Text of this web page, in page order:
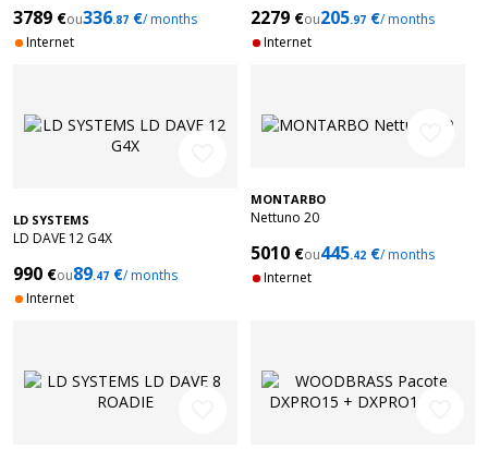
3789 €ou336.87 €/ months
Internet
2279 €ou205.97 €/ months
Internet
LD SYSTEMS
LD DAVE 12 G4X
990 €ou89.47 €/ months
Internet
MONTARBO
Nettuno 20
5010 €ou445.42 €/ months
Internet